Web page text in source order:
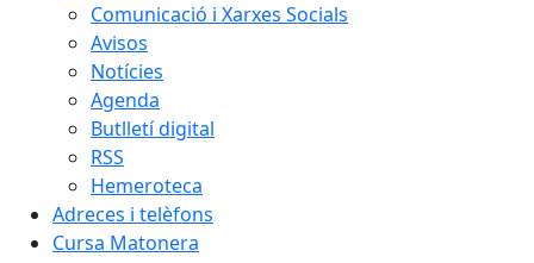
Comunicació i Xarxes Socials
Avisos
Notícies
Agenda
Butlletí digital
RSS
Hemeroteca
Adreces i telèfons
Cursa Matonera